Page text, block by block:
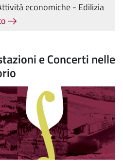
economiche - Edilizia
e Concerti nelle